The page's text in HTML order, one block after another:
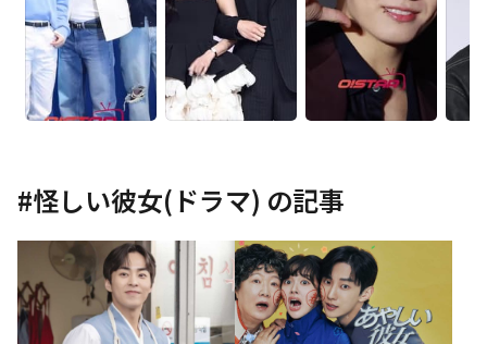
#怪しい彼女(ドラマ) の記事